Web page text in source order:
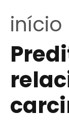
início